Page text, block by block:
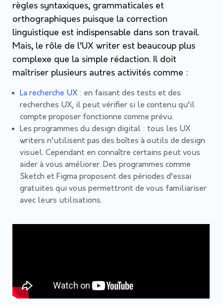
règles syntaxiques, grammaticales et
orthographiques puisque la correction
linguistique est indispensable dans son travail.
Mais, le rôle de l’UX writer est beaucoup plus
complexe que la simple rédaction. Il doit
maîtriser plusieurs autres activités comme :
La recherche UX : en faisant des tests et des
recherches UX, il peut vérifier si le contenu qu’il
compte proposer fonctionne comme prévu.
Les programmes du design digital : tous les UX
writers n’utilisent pas des boîtes à outils de design
visuel. Cependant en connaître certains peut vous
aider à vous améliorer. Des programmes comme
Sketch et Figma proposent des périodes d’essai
gratuites qui vous permettront de vous familiariser
avec leurs utilisations.